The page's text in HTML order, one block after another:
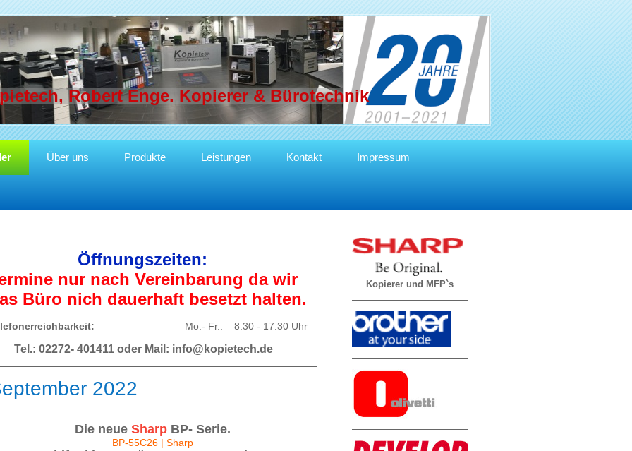
Robert Enge. Kopierer & Bürotechnik
Über uns Produkte Leistungen Kontakt Impressum
nur nach Vereinbarung da wir
Büro nich dauerhaft besetzt halten.
Mo.- Fr.: 8.30 - 17.30 Uhr
02272- 401411 oder Mail: info@kopietech.de
2022
Die neue Sharp BP- Serie.
BP-55C26 | Sharp
Kopierer und MFP`s